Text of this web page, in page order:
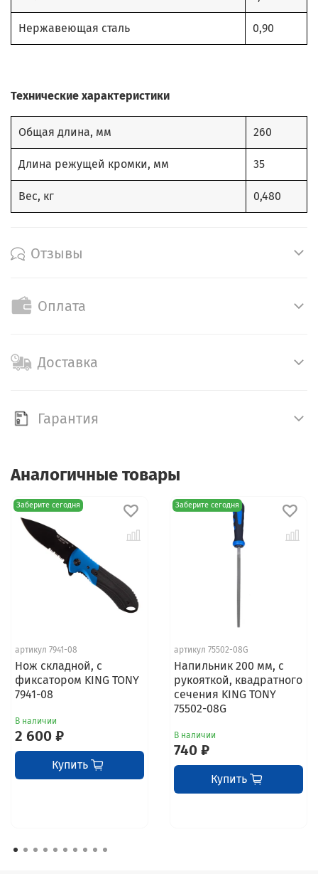
Нержавеющая сталь 0,90
Технические характеристики
Общая длина, мм 260
Длина режущей кромки, мм 35
Вес, кг 0,480
Отзывы
Оплата
Доставка
Гарантия
Аналогичные товары
Заберите сегодня
артикул 7941-08
Нож складной, с
фиксатором KING TONY
7941-08
В наличии
2 600 ₽
Купить
Заберите сегодня
артикул 75502-08G
Напильник 200 мм, с
рукояткой, квадратного
сечения KING TONY
75502-08G
В наличии
740 ₽
Купить